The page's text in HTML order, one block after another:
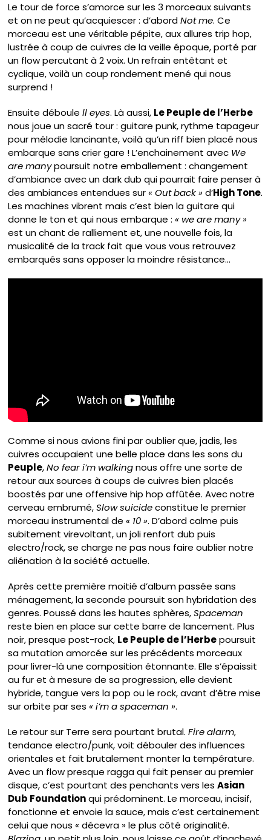
Le tour de force s’amorce sur les 3 morceaux suivants
et on ne peut qu’acquiescer : d’abordNot me. Ce
morceau est une véritable pépite, aux allures trip hop,
lustrée à coup de cuivres de la veille époque, porté par
un flow percutant à 2 voix. Un refrain entêtant et
cyclique, voilà un coup rondement mené qui nous
surprend !
Ensuite déboulell eyes. Là aussi, Le Peuple de l’Herbe
nous joue un sacré tour : guitare punk, rythme tapageur
pour mélodie lancinante, voilà qu’un riff bien placé nous
embarque sans crier gare ! L’enchainement avec We
are manypoursuit notre emballement : changement
d’ambiance avec un dark dub qui pourrait faire penser à
des ambiances entendues sur« Out back »d’High Tone.
Les machines vibrent mais c’est bien la guitare qui
donne le ton et qui nous embarque :« we are many »
est un chant de ralliement et, une nouvelle fois, la
musicalité de la track fait que vous vous retrouvez
embarqués sans opposer la moindre résistance…
Comme si nous avions fini par oublier que, jadis, les
cuivres occupaient une belle place dans les sons du
Peuple,No fear i’m walkingnous offre une sorte de
retour aux sources à coups de cuivres bien placés
boostés par une offensive hip hop affûtée. Avec notre
cerveau embrumé,Slow suicideconstitue le premier
morceau instrumental de« 10 ». D’abord calme puis
subitement virevoltant, un joli renfort dub puis
electro/rock, se charge ne pas nous faire oublier notre
aliénation à la société actuelle.
Après cette première moitié d’album passée sans
ménagement, la seconde poursuit son hybridation des
genres. Poussé dans les hautes sphères,Spaceman
reste bien en place sur cette barre de lancement. Plus
noir, presque post-rock, Le Peuple de l’Herbepoursuit
sa mutation amorcée sur les précédents morceaux
pour livrer-là une composition étonnante. Elle s’épaissit
au fur et à mesure de sa progression, elle devient
hybride, tangue vers la pop ou le rock, avant d’être mise
sur orbite par ses« i’m a spaceman ».
Le retour sur Terre sera pourtant brutal.Fire alarm,
tendance electro/punk, voit débouler des influences
orientales et fait brutalement monter la température.
Avec un flow presque ragga qui fait penser au premier
disque, c’est pourtant des penchants vers lesAsian
Dub Foundationqui prédominent. Le morceau, incisif,
fonctionne et envoie la sauce, mais c’est certainement
celui que nous « décevra » le plus côté originalité.